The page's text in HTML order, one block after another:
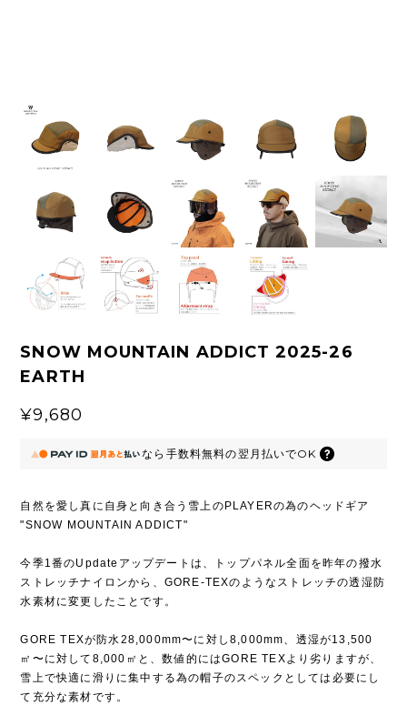
SNOW MOUNTAIN ADDICT 2025-26
EARTH
¥9,680
なら 手数料無料の翌月払いでOK
自然を愛し真に自身と向き合う雪上のPLAYERの為のヘッドギア
"SNOW MOUNTAIN ADDICT"
今季1番のUpdateアップデートは、トップパネル全面を昨年の撥水
ストレッチナイロンから、GORE-TEXのようなストレッチの透湿防
水素材に変更したことです。
GORE TEXが防水28,000mm〜に対し8,000mm、透湿が13,500
㎡〜に対して8,000㎡と、数値的にはGORE TEXより劣りますが、
雪上で快適に滑りに集中する為の帽子のスペックとしては必要にし
て充分な素材です。